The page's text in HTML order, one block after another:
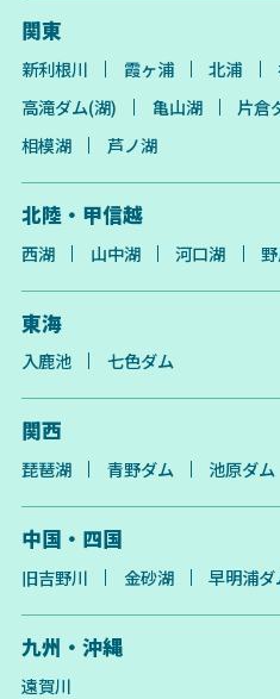
関東
新利根川 霞ヶ浦 北浦
高滝ダム(湖)
亀山湖 片倉
相模湖
芦ノ湖
北陸・甲信越
西湖 山中湖 河口湖
東海
入鹿池 七色ダム
関西
琵琶湖 青野ダム 池原ダム
中国・四国
旧吉野川 金砂湖 早明浦ダ
九州・沖縄
遠賀川